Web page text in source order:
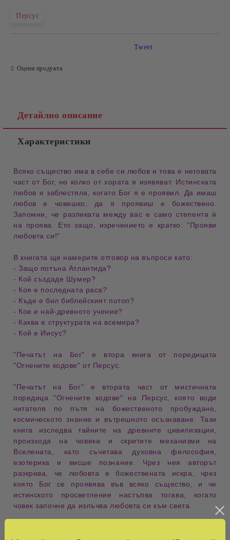
Персус
Оцени продукта
Tweet
Детайлно описание
Характеристики
Всякосъщество има в себе си любов и това е неговата
част от Бог, но колко от хората я изявяват. Истинската
любов е заблестяла, когато Бог я е проявил. Да имаш
любов е човешко , да я проявиш е божествено
Запомни, че разликата между вас е само степента ѝ
на проява
. Ето защо, изречението е кратко: "Прояви
любовта си!"
В книгата ще намерите отговор на въпроси като:
- Защо потъна Атлантида?
- Койсъздаде Шумер?
- Коя е последната раса?
- Къде е бил библейският потоп?
- Кое е най-древното учение?
- Каква е структурата на всемира?
- Кой е Иисус?
"Печатът на Бог" е втора книга от поредицата
"Огнените кодове" от Персус
"Печатът на Бог" е втората част от мистичната
поредица"Огнените кодове" на Персус , която води
читателя по пътя на божественото пробуждане
космическото знание
и вътрешното осъзнаване . Тази
книга изследватайните на древните цивилизации
произхода на човека и скритите механизми на
Вселената
, като съчетава духовна философия
езотерика
и висше познание . Чрез нея авторът
разкрива, че любовта е божествената искра , чрез
която Бог се проявява във всяко същество , и че
истинското просветление настъпва тогава, когато
човек започне да излъчва любовта си към света
повежда читателя още по-дълбоко в
езотеричните